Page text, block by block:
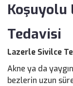
Koşuyolu
Tedavisi
Lazerle Sivilce
Akne ya da
bezlerin uzun